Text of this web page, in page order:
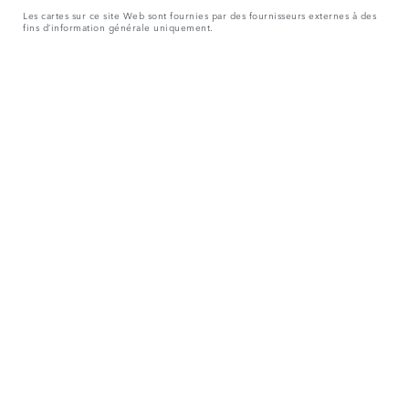
Les cartes sur ce site Web sont fournies par des fournisseurs externes à des
fins d’information générale uniquement.